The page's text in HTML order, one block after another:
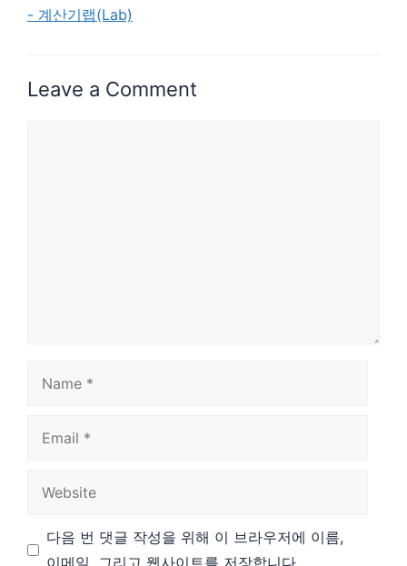
- 계산기랩(Lab)
Leave a Comment
다음 번 댓글 작성을 위해 이 브라우저에 이름,